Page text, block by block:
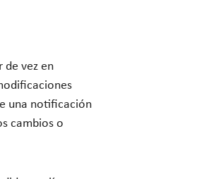
de vez en
una notificación
cambios o